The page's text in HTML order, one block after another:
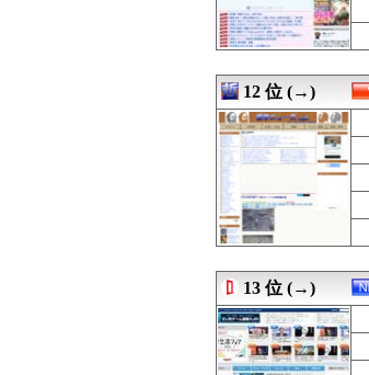
08/07 03:00
08/07 03:00
08/07 03:00
08/07 03:00
08/07 03:00
08/07 03:00
08/07 02:57
08/07 02:57
08/07 02:55
08/07 02:55
08/07 02:50
08/07 02:50
08/07 02:42
08/07 02:40
08/07 02:40
08/07 02:39
08/07 02:34
12 位 (→)
13 位 (→)